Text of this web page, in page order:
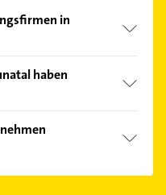
in
Sie von den
können Sie sich
haben
Sonn- und
Heizungs-